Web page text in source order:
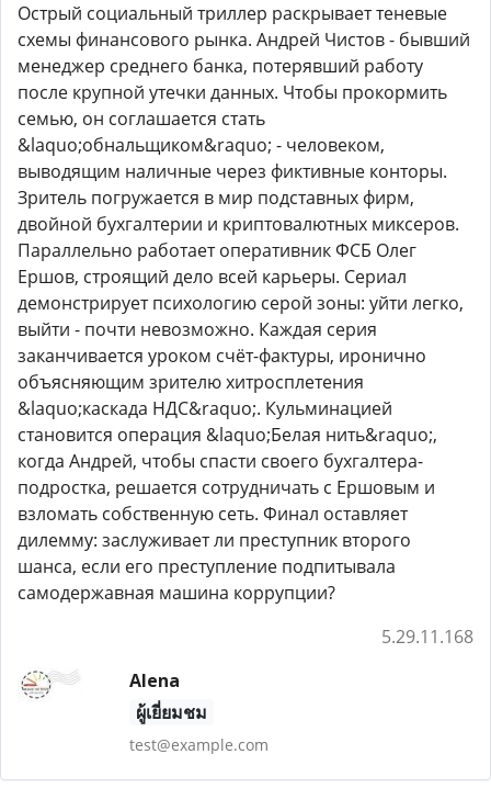
Острый социальный триллер раскрывает теневые
схемы финансового рынка. Андрей Чистов - бывший
менеджер среднего банка, потерявший работу
после крупной утечки данных. Чтобы прокормить
семью, он соглашается стать
&laquo;обнальщиком&raquo; - человеком,
выводящим наличные через фиктивные конторы.
Зритель погружается в мир подставных фирм,
двойной бухгалтерии и криптовалютных миксеров.
Параллельно работает оперативник ФСБ Олег
Ершов, строящий дело всей карьеры. Сериал
демонстрирует психологию серой зоны: уйти легко,
выйти - почти невозможно. Каждая серия
заканчивается уроком счёт-фактуры, иронично
объясняющим зрителю хитросплетения
&laquo;каскада НДС&raquo;. Кульминацией
становится операция &laquo;Белая нить&raquo;,
когда Андрей, чтобы спасти своего бухгалтера-
подростка, решается сотрудничать с Ершовым и
взломать собственную сеть. Финал оставляет
дилемму: заслуживает ли преступник второго
шанса, если его преступление подпитывала
самодержавная машина коррупции?
5.29.11.168
Alena
ผู้เยี่ยมชม
test@example.com